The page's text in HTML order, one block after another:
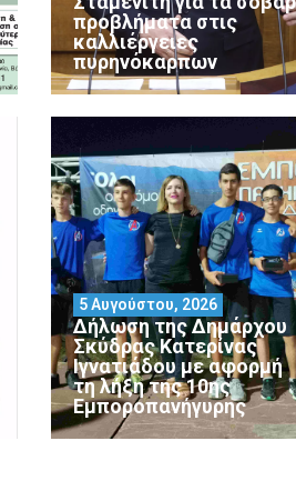
προβλήματα στις
καλλιέργειες
πυρηνόκαρπων
Δήλωση της Δημάρχου
Σκύδρας Κατερίνας
Ιγνατιάδου με αφορμή
τη λήξη της 10ης
Εμποροπανήγυρης
5 Αυγούστου, 2026